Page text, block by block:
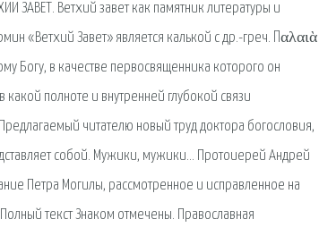
ЗАВЕТ. Ветхий завет как памятник литературы и
«Ветхий Завет» является калькой c др.-греч. Παλαιὰ
Богу, в качестве первосвященника которого он
какой полноте и внутренней глубокой связи
читателю новый труд доктора богословия,
собой. Мужики, мужики… Протоиерей Андрей
Петра Могилы, рассмотренное и исправленное на
текст Знаком отмечены. Православная